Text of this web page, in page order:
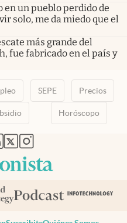
en un pueblo perdido de
solo, me da miedo que el
más grande del
fue fabricado en el país y
SEPE Precios
Horóscopo
nueva pestaña
en nueva pestaña
abre en nueva pestaña
abre en nueva pestaña
abre en nueva pestaña